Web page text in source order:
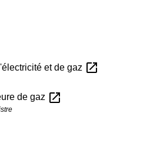
et de gaz open_in_new
de gaz open_in_new